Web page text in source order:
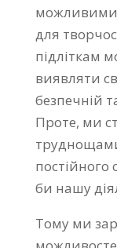
можливими
для
підліткам
виявляти
безпечній
Проте, ми
би нашу
Тому ми